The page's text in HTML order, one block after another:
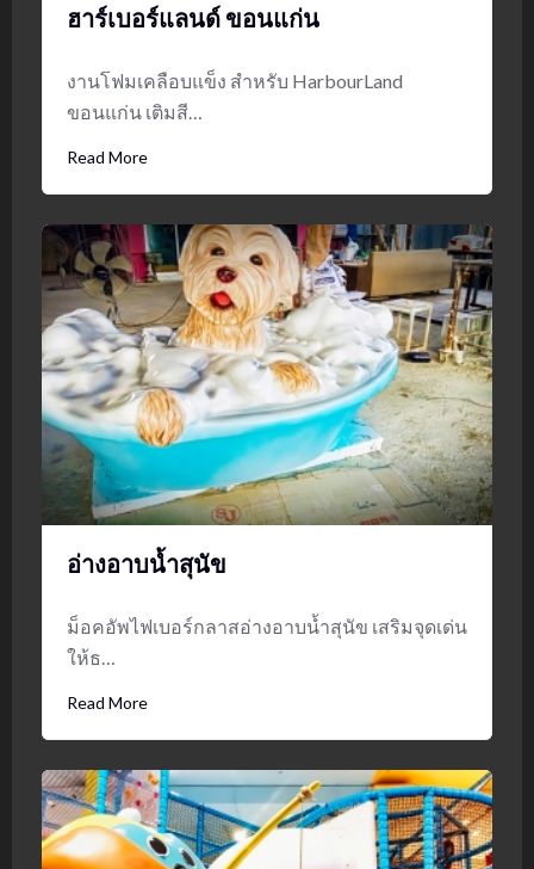
ฮาร์เบอร์แลนด์ ขอนแก่น
งานโฟมเคลือบแข็ง สำหรับ HarbourLand
ขอนแก่น เติมสี…
Read More
อ่างอาบน้ำสุนัข
ม็อคอัพไฟเบอร์กลาสอ่างอาบน้ำสุนัข เสริมจุดเด่น
ให้ธ…
Read More